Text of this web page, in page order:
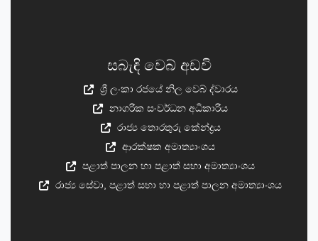
සබැඳි වෙබ් අඩවි
ශ්‍රී ලංකා රජයේ නිල වෙබ් ද්වාරය
නාගරික සංවර්ධන අධිකාරිය
රාජ්‍ය තොරතුරු කේන්ද්‍රය
ආරක්ෂක අමාත්‍යාංශය
පළාත් පාලන හා පළාත් සභා අමාත්‍යාංශය
රාජ්‍ය සේවා, පළාත් සභා හා පළාත් පාලන අමාත්‍යාංශය